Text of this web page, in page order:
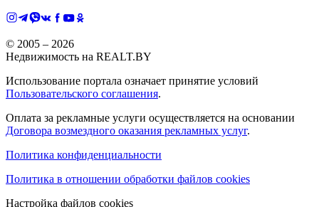
© 2005 – 2026
Недвижимость на REALT.BY
Использование портала означает принятие условий
Пользовательского соглашения.
Оплата за рекламные услуги осуществляется на основании
Договора возмездного оказания рекламных услуг.
Политика конфиденциальности
Политика в отношении обработки файлов cookies
Настройка файлов cookies